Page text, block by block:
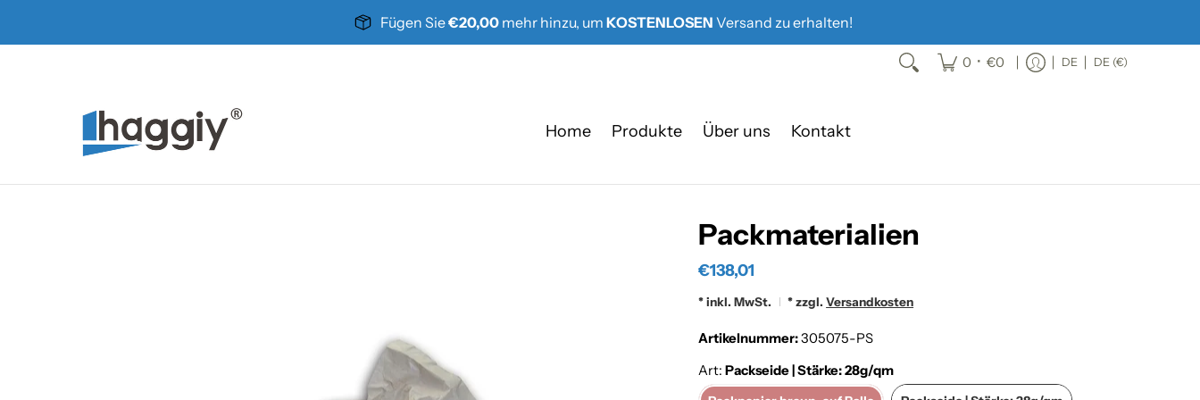
Fügen Sie€20,00mehr hinzu, um KOSTENLOSEN Versand zu erhalten!
0 • €0 DE DE (€)
Home Produkte Über uns Kontakt
Packmaterialien
€138,01
* inkl. MwSt. * zzgl.Versandkosten
Artikelnummer:305075-PS
Art:Packseide | Stärke: 28g/qm
Packpapier braun, auf Rolle